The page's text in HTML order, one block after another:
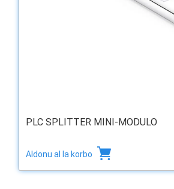
PLC SPLITTER MINI-MODULO
Aldonu al la korbo